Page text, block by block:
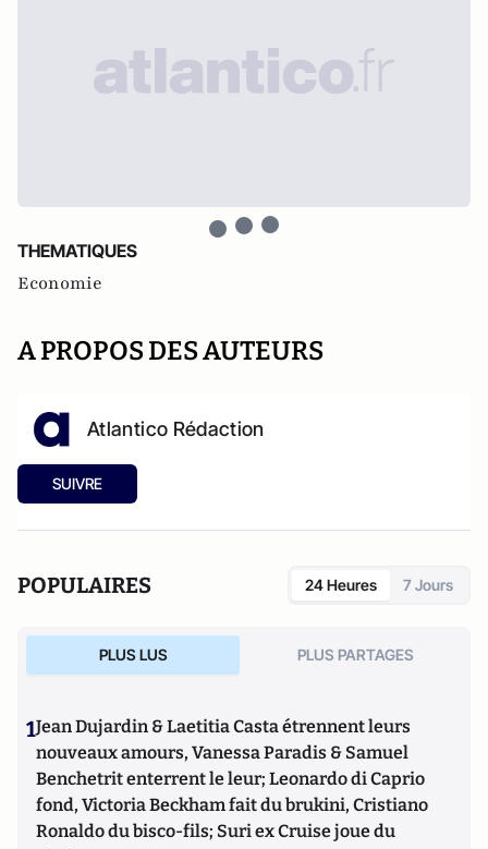
THEMATIQUES
Economie
A PROPOS DES AUTEURS
Atlantico Rédaction
SUIVRE
POPULAIRES 24 Heures 7 Jours
PLUS LUS PLUS PARTAGES
1Jean Dujardin & Laetitia Casta étrennent leurs
nouveaux amours, Vanessa Paradis & Samuel
Benchetrit enterrent le leur; Leonardo di Caprio
fond, Victoria Beckham fait du brukini, Cristiano
Ronaldo du bisco-fils; Suri ex Cruise joue du